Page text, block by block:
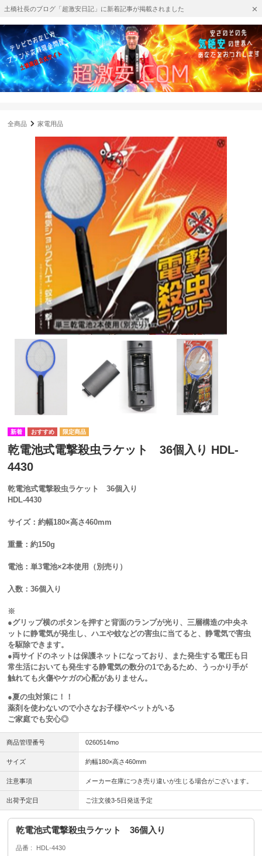
土橋社長のブログ「超激安日記」に新着記事が掲載されました
全商品 家電用品
乾電池式電撃殺虫ラケット 36個入り HDL-
4430
乾電池式電撃殺虫ラケット 36個入り
HDL-4430
サイズ：約幅180×高さ460mm
重量：約150g
電池：単3電池×2本使用（別売り）
入数：36個入り
※
●グリップ横のボタンを押すと背面のランプが光り、三層構造の中央ネ
ットに静電気が発生し、ハエや蚊などの害虫に当てると、静電気で害虫
を駆除できます。
●両サイドのネットは保護ネットになっており、また発生する電圧も日
常生活においても発生する静電気の数分の1であるため、うっかり手が
触れても火傷やケガの心配がありません。
●夏の虫対策に！！
薬剤を使わないので小さなお子様やペットがいる
ご家庭でも安心◎
商品管理番号 0260514mo
サイズ 約幅180×高さ460mm
注意事項 メーカー在庫につき売り違いが生じる場合がございます。
出荷予定日 ご注文後3-5日発送予定
乾電池式電撃殺虫ラケット 36個入り
品番 HDL-4430